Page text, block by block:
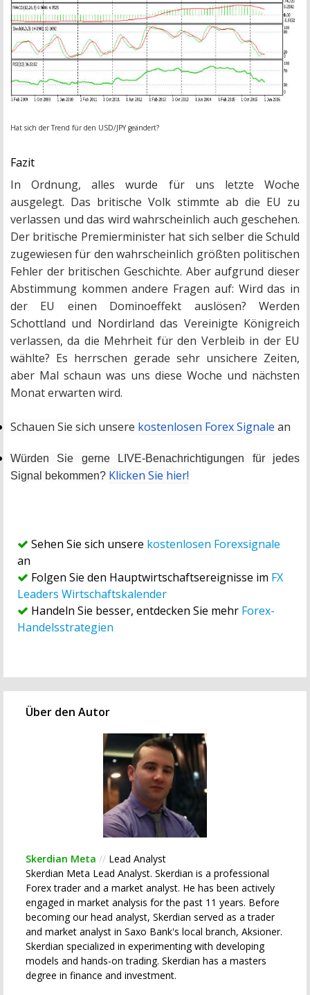
Hat sich der Trend für den USD/JPY geändert?
Fazit
In Ordnung, alles wurde für uns letzte Woche
ausgelegt. Das britische Volk stimmte ab die EU zu
verlassen und das wird wahrscheinlich auch geschehen.
Der britische Premierminister hat sich selber die Schuld
zugewiesen für den wahrscheinlich größten politischen
Fehler der britischen Geschichte. Aber aufgrund dieser
Abstimmung kommen andere Fragen auf: Wird das in
der EU einen Dominoeffekt auslösen? Werden
Schottland und Nordirland das Vereinigte Königreich
verlassen, da die Mehrheit für den Verbleib in der EU
wählte? Es herrschen gerade sehr unsichere Zeiten,
aber Mal schaun was uns diese Woche und nächsten
Monat erwarten wird.
Schauen Sie sich unsere kostenlosen Forex Signale an
Würden Sie gerne LIVE-Benachrichtigungen für jedes
Signal bekommen? Klicken Sie hier!
Sehen Sie sich unsere kostenlosen Forexsignale
an
Folgen Sie den Hauptwirtschaftsereignisse im FX
Leaders Wirtschaftskalender
Handeln Sie besser, entdecken Sie mehr Forex-
Handelsstrategien
Über den Autor
Skerdian Meta // Lead Analyst
Skerdian Meta Lead Analyst. Skerdian is a professional
Forex trader and a market analyst. He has been actively
engaged in market analysis for the past 11 years. Before
becoming our head analyst, Skerdian served as a trader
and market analyst in Saxo Bank's local branch, Aksioner.
Skerdian specialized in experimenting with developing
models and hands-on trading. Skerdian has a masters
degree in finance and investment.